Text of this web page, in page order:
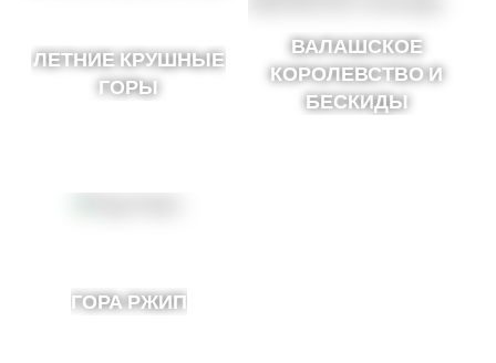
ЛЕТНИЕ КРУШНЫЕ
ГОРЫ
ВАЛАШСКОЕ
КОРОЛЕВСТВО И
БЕСКИДЫ
ГОРА РЖИП